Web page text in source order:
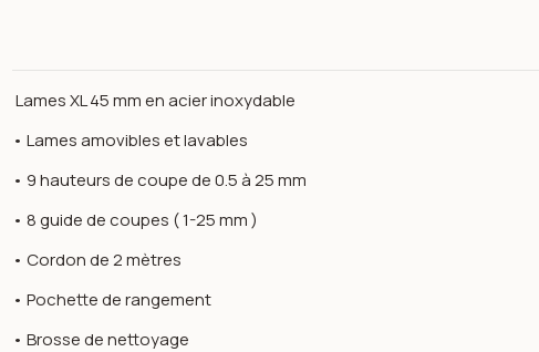
Lames XL 45 mm en acier inoxydable
• Lames amovibles et lavables
• 9 hauteurs de coupe de 0.5 à 25 mm
• 8 guide de coupes ( 1-25 mm )
• Cordon de 2 mètres
• Pochette de rangement
• Brosse de nettoyage